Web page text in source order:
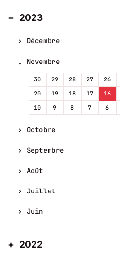
2023
Décembre
Novembre
30 29 28 27 26
20
19 18 17 16
10
9 8 7 6
Octobre
Septembre
Août
Juillet
Juin
2022